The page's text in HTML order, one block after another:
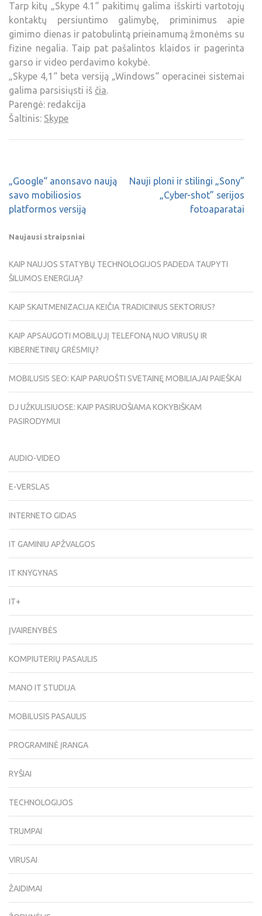
Tarp kitų „Skype 4.1“ pakitimų galima išskirti vartotojų
kontaktų persiuntimo galimybę, priminimus apie
gimimo dienas ir patobulintą prieinamumą žmonėms su
fizine negalia. Taip pat pašalintos klaidos ir pagerinta
garso ir video perdavimo kokybė.
„Skype 4,1“ beta versiją „Windows“ operacinei sistemai
galima parsisiųsti iš čia.
Parengė: redakcija
Šaltinis: Skype
„Google“ anonsavo naują
savo mobiliosios
platformos versiją
Nauji ploni ir stilingi „Sony”
„Cyber-shot” serijos
fotoaparatai
Naujausi straipsniai
KAIP NAUJOS STATYBŲ TECHNOLOGIJOS PADEDA TAUPYTI
ŠILUMOS ENERGIJĄ?
KAIP SKAITMENIZACIJA KEIČIA TRADICINIUS SEKTORIUS?
KAIP APSAUGOTI MOBILŲJĮ TELEFONĄ NUO VIRUSŲ IR
KIBERNETINIŲ GRĖSMIŲ?
MOBILUSIS SEO: KAIP PARUOŠTI SVETAINĘ MOBILIAJAI PAIEŠKAI
DJ UŽKULISIUOSE: KAIP PASIRUOŠIAMA KOKYBIŠKAM
PASIRODYMUI
AUDIO-VIDEO
E-VERSLAS
INTERNETO GIDAS
IT GAMINIU APŽVALGOS
IT KNYGYNAS
IT+
ĮVAIRENYBĖS
KOMPIUTERIŲ PASAULIS
MANO IT STUDIJA
MOBILUSIS PASAULIS
PROGRAMINĖ ĮRANGA
RYŠIAI
TECHNOLOGIJOS
TRUMPAI
VIRUSAI
ŽAIDIMAI